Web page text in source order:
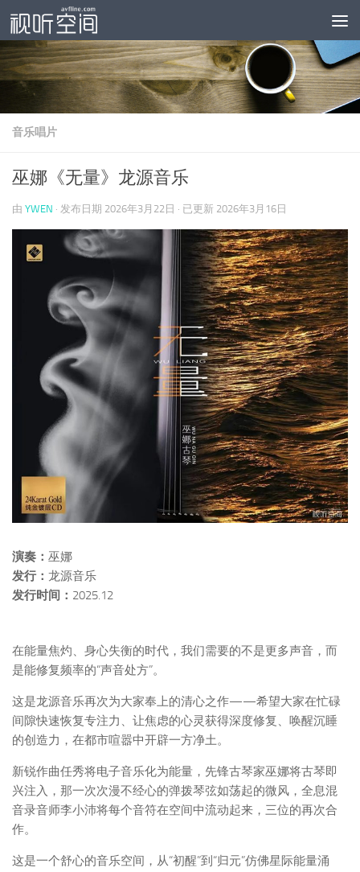
跳至内容
音乐唱片
巫娜《无量》龙源音乐
由 YWEN · 发布日期 2026年3月22日 · 已更新 2026年3月16日
演奏： 巫娜
发行： 龙源音乐
发行时间： 2025.12
在能量焦灼、身心失衡的时代，我们需要的不是更多声音，而
是能修复频率的“声音处方”。
这是龙源音乐再次为大家奉上的清心之作——希望大家在忙碌
间隙快速恢复专注力、让焦虑的心灵获得深度修复、唤醒沉睡
的创造力，在都市喧嚣中开辟一方净土。
新锐作曲任秀将电子音乐化为能量，先锋古琴家巫娜将古琴即
兴注入，那一次次漫不经心的弹拨琴弦如荡起的微风，全息混
音录音师李小沛将每个音符在空间中流动起来，三位的再次合
作。
这是一个舒心的音乐空间，从“初醒”到“归元”仿佛星际能量涌